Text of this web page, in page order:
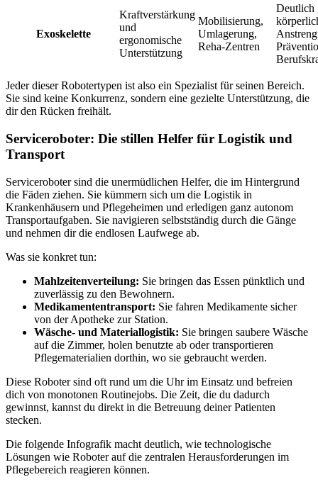
Exoskelette
Kraftverstärkung
und
ergonomische
Unterstützung
Mobilisierung,
Umlagerung,
Reha-Zentren
Deutlich
Jeder dieser Robotertypen ist also ein Spezialist für seinen Bereich.
Sie sind keine Konkurrenz, sondern eine gezielte Unterstützung, die
dir den Rücken freihält.
Serviceroboter: Die stillen Helfer für Logistik und
Transport
Serviceroboter sind die unermüdlichen Helfer, die im Hintergrund
die Fäden ziehen. Sie kümmern sich um die Logistik in
Krankenhäusern und Pflegeheimen und erledigen ganz autonom
Transportaufgaben. Sie navigieren selbstständig durch die Gänge
und nehmen dir die endlosen Laufwege ab.
Was sie konkret tun:
Mahlzeitenverteilung: Sie bringen das Essen pünktlich und
zuverlässig zu den Bewohnern.
Medikamententransport: Sie fahren Medikamente sicher
von der Apotheke zur Station.
Wäsche- und Materiallogistik: Sie bringen saubere Wäsche
auf die Zimmer, holen benutzte ab oder transportieren
Pflegematerialien dorthin, wo sie gebraucht werden.
Diese Roboter sind oft rund um die Uhr im Einsatz und befreien
dich von monotonen Routinejobs. Die Zeit, die du dadurch
gewinnst, kannst du direkt in die Betreuung deiner Patienten
stecken.
Die folgende Infografik macht deutlich, wie technologische
Lösungen wie Roboter auf die zentralen Herausforderungen im
Pflegebereich reagieren können.